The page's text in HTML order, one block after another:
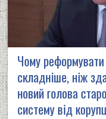
Чому
складніше, ніж
новий голова
систему від